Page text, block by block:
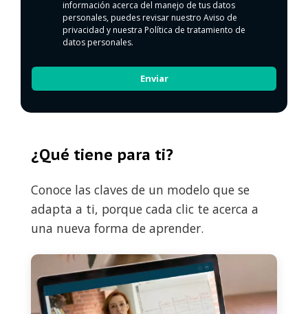
información acerca del manejo de tus datos
personales, puedes revisar nuestro Aviso de
privacidad y nuestra Política de tratamiento de
datos personales.
¿Qué tiene para ti?
Conoce las claves de un modelo que se
adapta a ti, porque cada clic te acerca a
una nueva forma de aprender.